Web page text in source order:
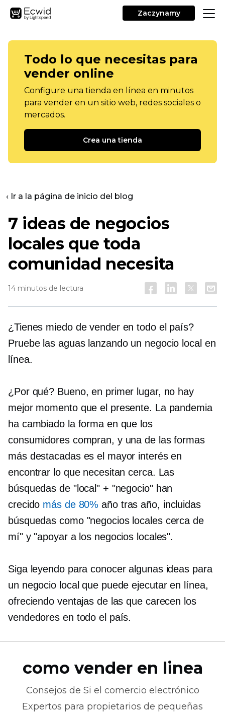
Zaczynamy
Todo lo que necesitas para
vender online
Configure una tienda en línea en minutos
para vender en un sitio web, redes sociales o
mercados.
Crea una tienda
‹ Ir a la página de inicio del blog
7 ideas de negocios
locales que toda
comunidad necesita
14 minutos de lectura
¿Tienes miedo de vender en todo el país?
Pruebe las aguas lanzando un negocio local en
línea.
¿Por qué? Bueno, en primer lugar, no hay
mejor momento que el presente. La pandemia
ha cambiado la forma en que los
consumidores compran, y una de las formas
más destacadas es el mayor interés en
encontrar lo que necesitan cerca. Las
búsquedas de "local" + "negocio" han
crecido más de 80% año tras año, incluidas
búsquedas como "negocios locales cerca de
mí" y "apoyar a los negocios locales".
Siga leyendo para conocer algunas ideas para
un negocio local que puede ejecutar en línea,
ofreciendo ventajas de las que carecen los
vendedores en todo el país.
como vender en linea
Consejos de Si el comercio electrónico
Expertos para propietarios de pequeñas